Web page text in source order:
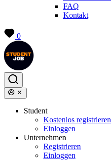
FAQ
Kontakt
0
Student
Kostenlos registrieren
Einloggen
Unternehmen
Registrieren
Einloggen